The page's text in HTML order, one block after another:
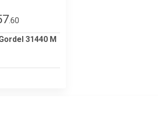
.60
31440 M